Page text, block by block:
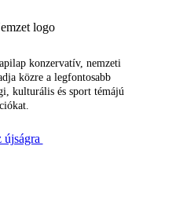
konzervatív, nemzeti
közre a legfontosabb
kulturális és sport témájú
újságra